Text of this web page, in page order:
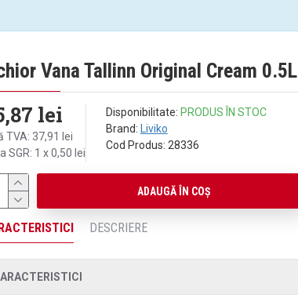
Vana Tallinn Original Cream 0.5L
lei
TVA: 37,91 lei
SGR: 1 x 0,50 lei
Disponibilitate: PRODUS ÎN STOC
Brand:
Liviko
Cod Produs: 28336
ADAUGĂ ÎN COŞ
DESCRIERE